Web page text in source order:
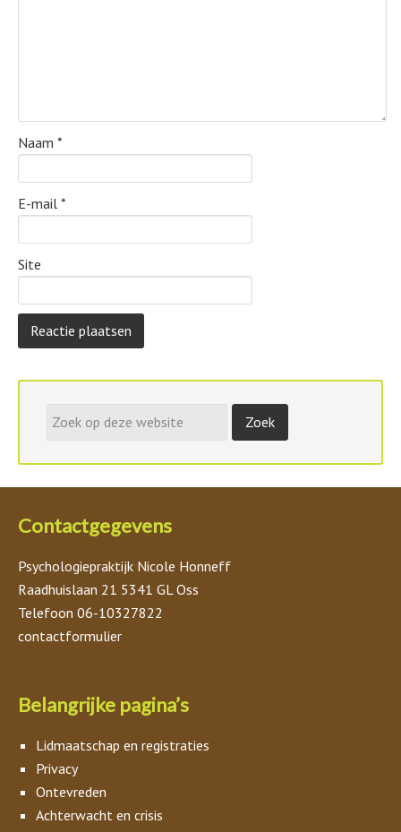
Naam *
E-mail *
Site
Contactgegevens
Psychologiepraktijk Nicole Honneff
Raadhuislaan 21 5341 GL Oss
Telefoon 06-10327822
contactformulier
Belangrijke pagina’s
Lidmaatschap en registraties
Privacy
Ontevreden
Achterwacht en crisis